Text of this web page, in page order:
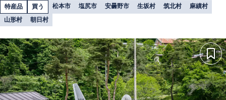
特産品 買う 松本市 塩尻市 安曇野市 生坂村 筑北村
麻績村
山形村
朝日村